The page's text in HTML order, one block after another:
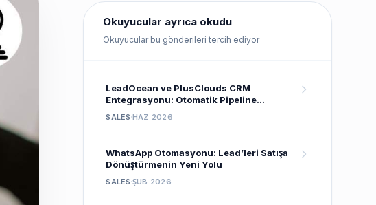
Okuyucular ayrıca okudu
Okuyucular bu gönderileri tercih ediyor
LeadOcean ve PlusClouds CRM
Entegrasyonu: Otomatik Pipeline
SALES HAZ 2026
WhatsApp Otomasyonu: Lead’leri Satışa
Dönüştürmenin Yeni Yolu
SALES ŞUB 2026